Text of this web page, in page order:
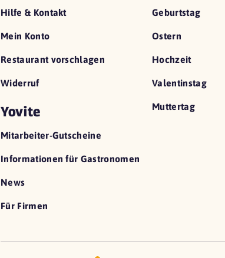
Hilfe & Kontakt
Mein Konto
Restaurant vorschlagen
Widerruf
Yovite
Mitarbeiter-Gutscheine
Informationen für Gastronomen
News
Für Firmen
Geburtstag
Ostern
Hochzeit
Valentinstag
Muttertag